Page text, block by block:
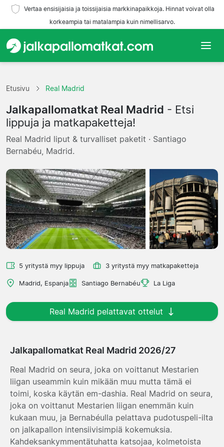
Vertaa ensisijaisia ja toissijaisia markkinapaikkoja. Hinnat voivat olla
korkeampia tai matalampia kuin nimellisarvo.
Joukkueet
Liigat
Matkatoimistoja
Etusivu Real Madrid
Jalkapallomatkat Real Madrid - Etsi
lippuja ja matkapaketteja!
Real Madrid liput & turvalliset paketit · Santiago
Bernabéu, Madrid.
5 yritystä myy lippuja 3 yritystä myy matkapaketteja
Madrid, Espanja Santiago Bernabéu La Liga
Real Madrid pelattavat ottelut
Jalkapallomatkat Real Madrid 2026/27
Real Madrid on seura, joka on voittanut Mestarien
liigan useammin kuin mikään muu mutta tämä ei
toimi, koska käytän em-dashia. Real Madrid on seura,
joka on voittanut Mestarien liigan enemmän kuin
kukaan muu, ja Bernabéulla pelattava pudotuspeli-ilta
on jalkapallon intensiivisimpiä kokemuksia.
Kahdeksankymmentätuhatta katsojaa, kolmetoista